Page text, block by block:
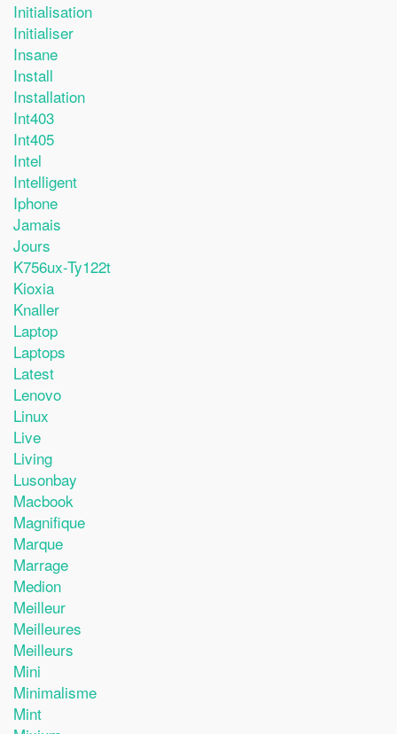
Initialisation
Initialiser
Insane
Install
Installation
Int403
Int405
Intel
Intelligent
Iphone
Jamais
Jours
K756ux-Ty122t
Kioxia
Knaller
Laptop
Laptops
Latest
Lenovo
Linux
Live
Living
Lusonbay
Macbook
Magnifique
Marque
Marrage
Medion
Meilleur
Meilleures
Meilleurs
Mini
Minimalisme
Mint